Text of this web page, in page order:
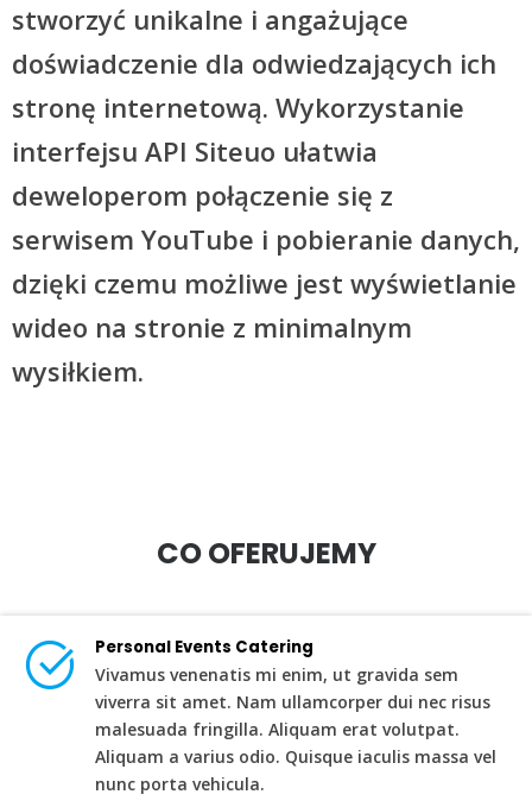
stworzyć unikalne i angażujące
doświadczenie dla odwiedzających ich
stronę internetową. Wykorzystanie
interfejsu API Siteuo ułatwia
deweloperom połączenie się z
serwisem YouTube i pobieranie danych,
dzięki czemu możliwe jest wyświetlanie
wideo na stronie z minimalnym
wysiłkiem.
CO OFERUJEMY
Personal Events Catering
Vivamus venenatis mi enim, ut gravida sem
viverra sit amet. Nam ullamcorper dui nec risus
malesuada fringilla. Aliquam erat volutpat.
Aliquam a varius odio. Quisque iaculis massa vel
nunc porta vehicula.